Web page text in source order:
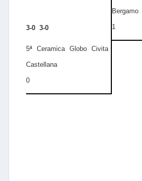
3-0 3-0
Bergamo
1
5ªCeramica Globo Civita
Castellana
0